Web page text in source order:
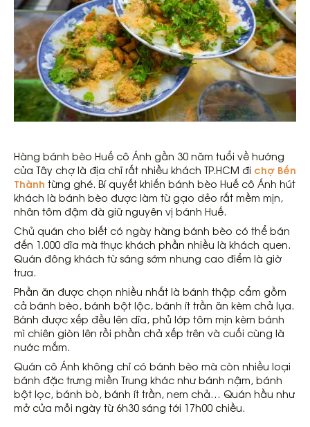
Hàng bánh bèo Huế cô Ánh gần 30 năm tuổi về hướng
cửa Tây chợ là địa chỉ rất nhiều khách TP.HCM đi chợ Bến
Thành từng ghé. Bí quyết khiến bánh bèo Huế cô Ánh hút
khách là bánh bèo được làm từ gạo dẻo rất mềm mịn,
nhân tôm đậm đà giữ nguyên vị bánh Huế.
Chủ quán cho biết có ngày hàng bánh bèo có thể bán
đến 1.000 dĩa mà thực khách phần nhiều là khách quen.
Quán đông khách từ sáng sớm nhưng cao điểm là giờ
trưa.
Phần ăn được chọn nhiều nhất là bánh thập cẩm gồm
cả bánh bèo, bánh bột lộc, bánh ít trần ăn kèm chả lụa.
Bánh được xếp đều lên dĩa, phủ lớp tôm mịn kèm bánh
mì chiên giòn lên rồi phần chả xếp trên và cuối cùng là
nước mắm.
Quán cô Ánh không chỉ có bánh bèo mà còn nhiều loại
bánh đặc trưng miền Trung khác như bánh nậm, bánh
bột lọc, bánh bò, bánh ít trần, nem chả… Quán hầu như
mở cửa mỗi ngày từ 6h30 sáng tới 17h00 chiều.